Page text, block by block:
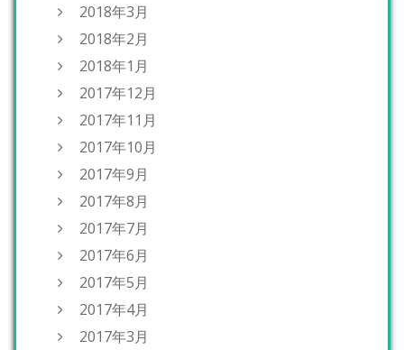
2018年3月
2018年2月
2018年1月
2017年12月
2017年11月
2017年10月
2017年9月
2017年8月
2017年7月
2017年6月
2017年5月
2017年4月
2017年3月